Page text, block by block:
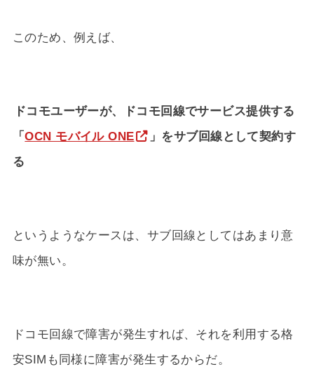
このため、例えば、
ドコモユーザーが、ドコモ回線でサービス提供する
「OCN モバイル ONE
」をサブ回線として契約す
る
というようなケースは、サブ回線としてはあまり意
味が無い。
ドコモ回線で障害が発生すれば、それを利用する格
安SIMも同様に障害が発生するからだ。